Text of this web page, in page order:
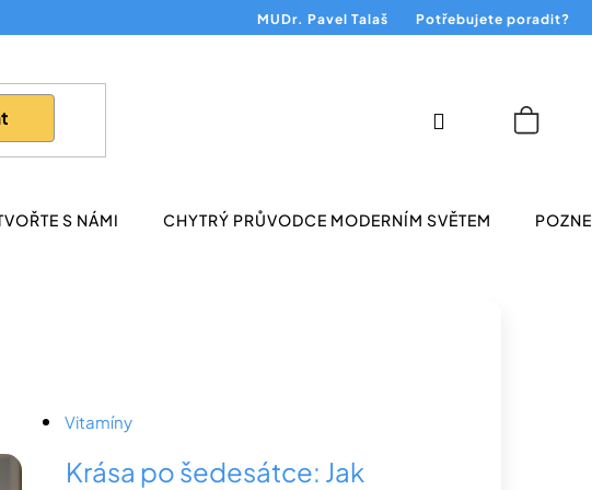
MUDr. Pavel Talaš Potřebujete poradit?
S NÁMI CHYTRÝ PRŮVODCE MODERNÍM SVĚTEM
Přihlášení
Vitamíny
Krása po šedesátce: Jak